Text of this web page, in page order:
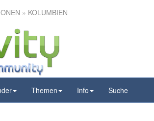
» KOLUMBIEN
Themen Info Suche